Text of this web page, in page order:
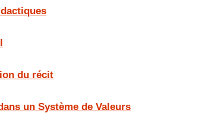
du récit
un Système de Valeurs